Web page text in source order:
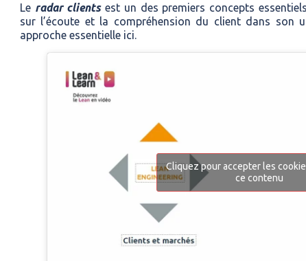
Le radar clientsest un des premiers concepts
sur l’écoute et la compréhension du client dans son
approche essentielle ici.
Cliquez pour accepter les
ce contenu